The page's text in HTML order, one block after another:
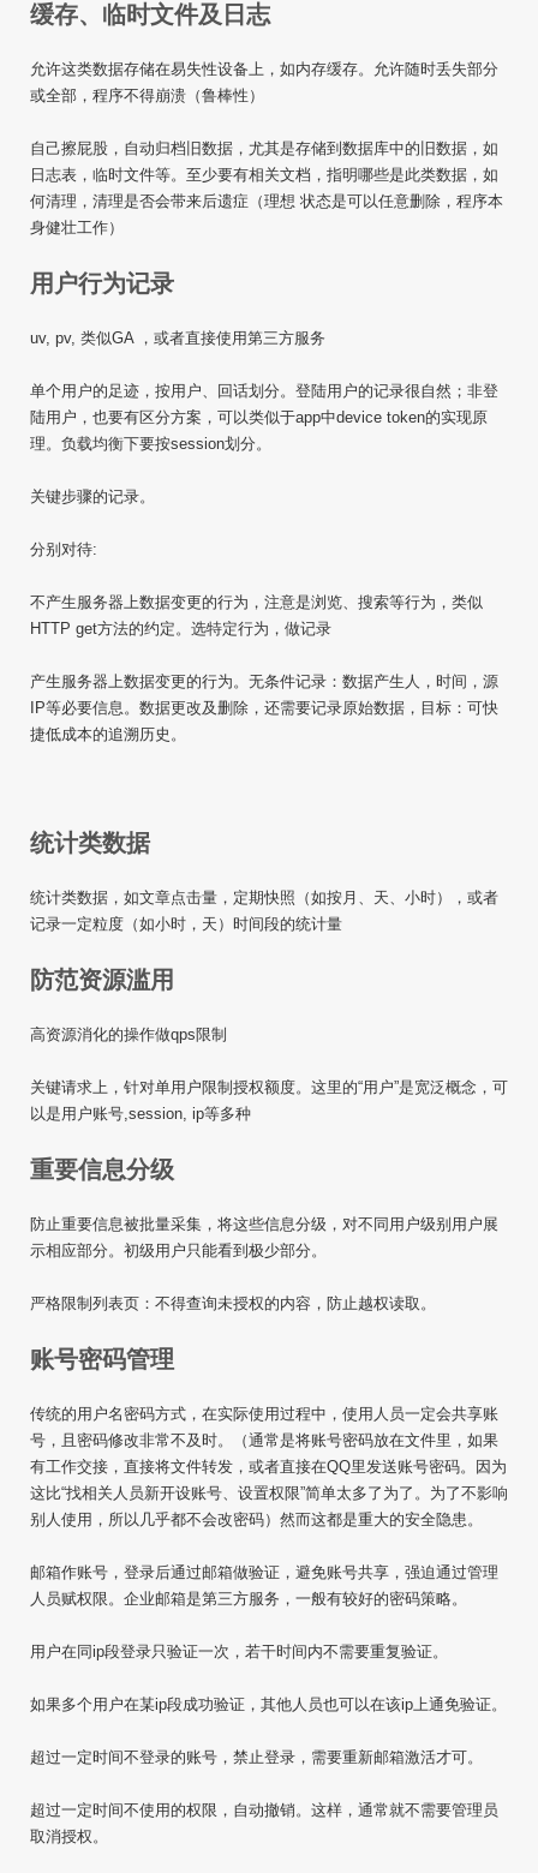
缓存、临时文件及日志
允许这类数据存储在易失性设备上，如内存缓存。允许随时丢失部分
或全部，程序不得崩溃（鲁棒性）
自己擦屁股，自动归档旧数据，尤其是存储到数据库中的旧数据，如
日志表，临时文件等。至少要有相关文档，指明哪些是此类数据，如
何清理，清理是否会带来后遗症（理想 状态是可以任意删除，程序本
身健壮工作）
用户行为记录
uv, pv, 类似GA ，或者直接使用第三方服务
单个用户的足迹，按用户、回话划分。登陆用户的记录很自然；非登
陆用户，也要有区分方案，可以类似于app中device token的实现原
理。负载均衡下要按session划分。
关键步骤的记录。
分别对待:
不产生服务器上数据变更的行为，注意是浏览、搜索等行为，类似
HTTP get方法的约定。选特定行为，做记录
产生服务器上数据变更的行为。无条件记录：数据产生人，时间，源
IP等必要信息。数据更改及删除，还需要记录原始数据，目标：可快
捷低成本的追溯历史。
统计类数据
统计类数据，如文章点击量，定期快照（如按月、天、小时），或者
记录一定粒度（如小时，天）时间段的统计量
防范资源滥用
高资源消化的操作做qps限制
关键请求上，针对单用户限制授权额度。这里的“用户”是宽泛概念，可
以是用户账号,session, ip等多种
重要信息分级
防止重要信息被批量采集，将这些信息分级，对不同用户级别用户展
示相应部分。初级用户只能看到极少部分。
严格限制列表页：不得查询未授权的内容，防止越权读取。
账号密码管理
传统的用户名密码方式，在实际使用过程中，使用人员一定会共享账
号，且密码修改非常不及时。（通常是将账号密码放在文件里，如果
有工作交接，直接将文件转发，或者直接在QQ里发送账号密码。因为
这比“找相关人员新开设账号、设置权限”简单太多了为了。为了不影响
别人使用，所以几乎都不会改密码）然而这都是重大的安全隐患。
邮箱作账号，登录后通过邮箱做验证，避免账号共享，强迫通过管理
人员赋权限。企业邮箱是第三方服务，一般有较好的密码策略。
用户在同ip段登录只验证一次，若干时间内不需要重复验证。
如果多个用户在某ip段成功验证，其他人员也可以在该ip上通免验证。
超过一定时间不登录的账号，禁止登录，需要重新邮箱激活才可。
超过一定时间不使用的权限，自动撤销。这样，通常就不需要管理员
取消授权。